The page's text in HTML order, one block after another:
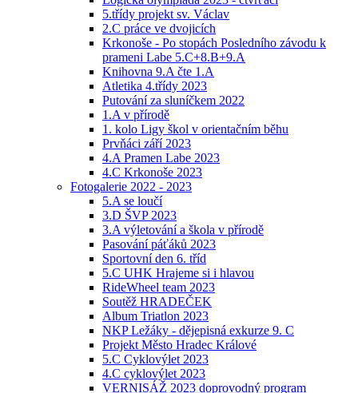
5.třídy projekt sv. Václav
2.C práce ve dvojicích
Krkonoše - Po stopách Posledního závodu k
prameni Labe 5.C+8.B+9.A
Knihovna 9.A čte 1.A
Atletika 4.třídy 2023
Putování za sluníčkem 2022
1.A v přírodě
1. kolo Ligy škol v orientačním běhu
Prvňáci září 2023
4.A Pramen Labe 2023
4.C Krkonoše 2023
Fotogalerie 2022 - 2023
5.A se loučí
3.D ŠVP 2023
3.A výletování a škola v přírodě
Pasování páťáků 2023
Sportovní den 6. tříd
5.C UHK Hrajeme si i hlavou
RideWheel team 2023
Soutěž HRADEČEK
Album Triatlon 2023
NKP Ležáky - dějepisná exkurze 9. C
Projekt Město Hradec Králové
5.C Cyklovýlet 2023
4.C cyklovýlet 2023
VERNISÁŽ 2023 doprovodný program